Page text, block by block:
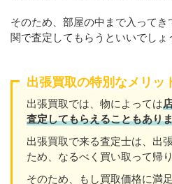
そのため、部屋の中まで入って
関で査定してもらうといいでしょ
出張買取の特別なメリッ
出張買取では、物によっては
査定してもらえることもあり
出張買取で来る査定士は、出
ため、なるべく買い取って帰
そのため、もし買取価格に満